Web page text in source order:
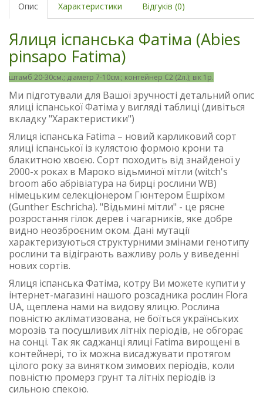
Опис Характеристики Відгуків (0)
Ялиця іспанська Фатіма (Abies
pinsapo Fatima)
штамб 20-30см.; діаметр 7-10см.; контейнер С2 (2л.); вік 1р.
Ми підготували для Вашої зручності детальний опис
ялиці іспанської Фатіма у вигляді таблиці (дивіться
вкладку "Характеристики")
Ялиця іспанська Fatima – новий карликовий сорт
ялиці іспанської із кулястою формою крони та
блакитною хвоєю. Сорт походить від знайденої у
2000-х роках в Мароко відьминої мітли (witch's
broom або абрівіатура на бирці рослини WB)
німецьким селекціонером Гюнтером Ешріхом
(Gunther Eschricha). "Відьмині мітли" - це рясне
розростання гілок дерев і чагарників, яке добре
видно неозброєним оком. Дані мутації
характеризуються структурними змінами генотипу
рослини та відіграють важливу роль у виведенні
нових сортів.
Ялиця іспанська Фатіма, котру Ви можете купити у
інтернет-магазині нашого розсадника рослин Flora
UA, щеплена нами на видову ялицю. Рослина
повністю акліматизована, не боїться українських
морозів та посушливих літніх періодів, не обгорає
на сонці. Так як саджанці ялиці Fatima вирощені в
контейнері, то їх можна висаджувати протягом
цілого року за винятком зимових періодів, коли
повністю промерз грунт та літніх періодів із
сильною спекою.